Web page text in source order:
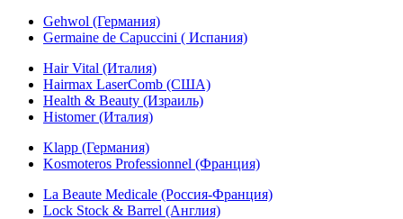
Gehwol (Германия)
Germaine de Capuccini ( Испания)
Hair Vital (Италия)
Hairmax LaserComb (США)
Health & Beauty (Израиль)
Histomer (Италия)
Klapp (Германия)
Kosmoteros Professionnel (Франция)
La Beaute Medicale (Россия-Франция)
Lock Stock & Barrel (Англия)